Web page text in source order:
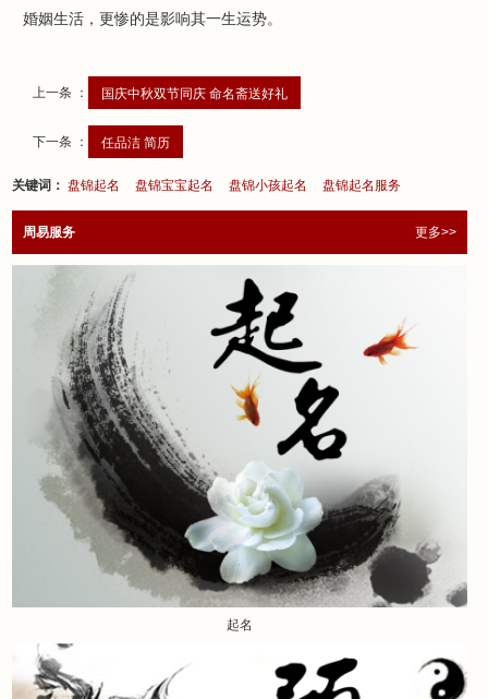
婚姻生活，更惨的是影响其一生运势。
上一条 ： 国庆中秋双节同庆 命名斋送好礼
下一条 ： 任品洁 简历
关键词： 盘锦起名 盘锦宝宝起名 盘锦小孩起名 盘锦起名服务
周易服务 更多>>
起名